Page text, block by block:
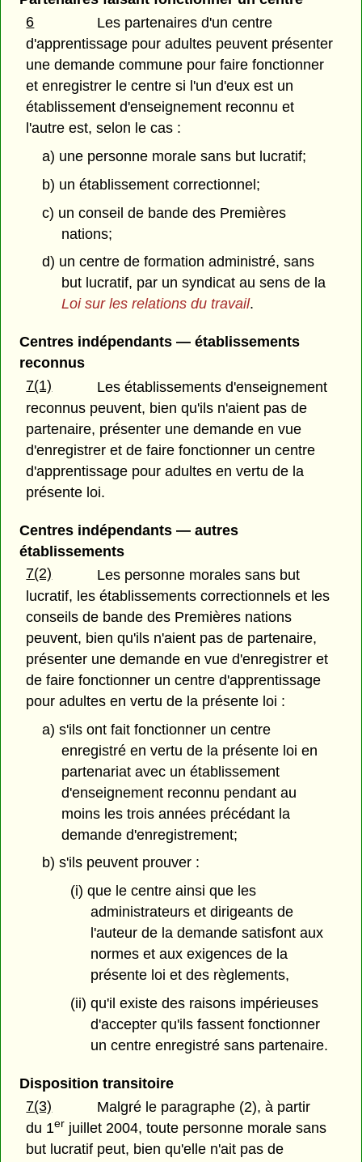
6
Les partenaires d'un centre
d'apprentissage pour adultes peuvent présenter
une demande commune pour faire fonctionner
et enregistrer le centre si l'un d'eux est un
établissement d'enseignement reconnu et
l'autre est, selon le cas :
a) une personne morale sans but lucratif;
b) un établissement correctionnel;
c) un conseil de bande des Premières
nations;
d) un centre de formation administré, sans
but lucratif, par un syndicat au sens de la
Loi sur les relations du travail.
Centres indépendants — établissements
reconnus
7(1)
Les établissements d'enseignement
reconnus peuvent, bien qu'ils n'aient pas de
partenaire, présenter une demande en vue
d'enregistrer et de faire fonctionner un centre
d'apprentissage pour adultes en vertu de la
présente loi.
Centres indépendants — autres
établissements
7(2)
Les personne morales sans but
lucratif, les établissements correctionnels et les
conseils de bande des Premières nations
peuvent, bien qu'ils n'aient pas de partenaire,
présenter une demande en vue d'enregistrer et
de faire fonctionner un centre d'apprentissage
pour adultes en vertu de la présente loi :
a) s'ils ont fait fonctionner un centre
enregistré en vertu de la présente loi en
partenariat avec un établissement
d'enseignement reconnu pendant au
moins les trois années précédant la
demande d'enregistrement;
b) s'ils peuvent prouver :
(i) que le centre ainsi que les
administrateurs et dirigeants de
l'auteur de la demande satisfont aux
normes et aux exigences de la
présente loi et des règlements,
(ii) qu'il existe des raisons impérieuses
d'accepter qu'ils fassent fonctionner
un centre enregistré sans partenaire.
Disposition transitoire
7(3)
Malgré le paragraphe (2), à partir
du 1er juillet 2004, toute personne morale sans
but lucratif peut, bien qu'elle n'ait pas de